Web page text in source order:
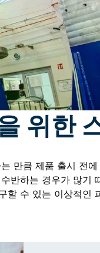
위한
만큼 제품 출시 전
반하는 경우가 많
할 수 있는 이상적인